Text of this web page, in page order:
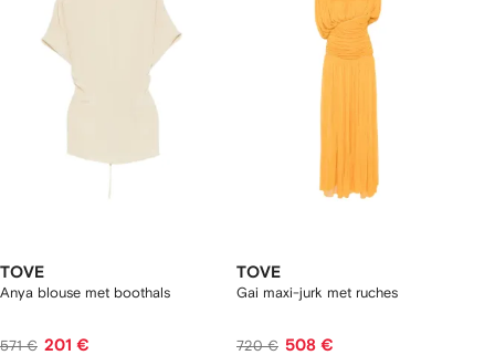
TOVE
Anya blouse met boothals
571 € 201 €
TOVE
Gai maxi-jurk met ruches
720 € 508 €